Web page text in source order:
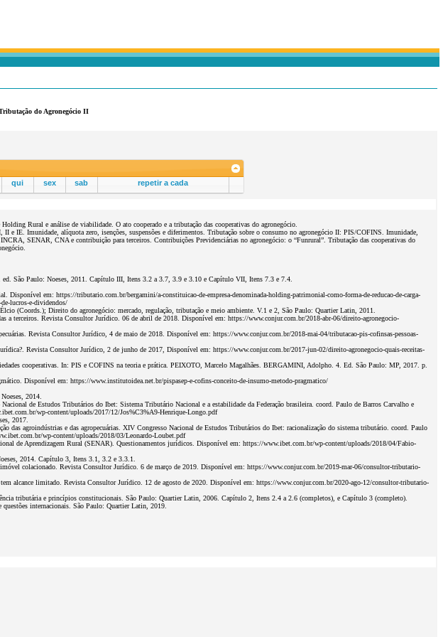
do Agronegócio II
qui sex sab repetir a cada
Rural e análise de viabilidade. O ato cooperado e a tributação das cooperativas do agronegócio.
e IE. Imunidade, alíquota zero, isenções, suspensões e diferimentos. Tributação sobre o consumo no agronegócio II: PIS/COFINS. Imunidade,
SENAR, CNA e contribuição para terceiros. Contribuições Previdenciárias no agronegócio: o “Funrural”. Tributação das cooperativas do
São Paulo: Noeses, 2011. Capítulo III, Itens 3.2 a 3.7, 3.9 e 3.10 e Capítulo VII, Itens 7.3 e 7.4.
em: https://tributario.com.br/bergamini/a-constituicao-de-empresa-denominada-holding-patrimonial-como-forma-de-reducao-de-carga-
de-lucros-e-dividendos/
(Coords.); Direito do agronegócio: mercado, regulação, tributação e meio ambiente. V.1 e 2, São Paulo: Quartier Latin, 2011.
a terceiros. Revista Consultor Jurídico. 06 de abril de 2018. Disponível em: https://www.conjur.com.br/2018-abr-06/direito-agronegocio-
Revista Consultor Jurídico, 4 de maio de 2018. Disponível em: https://www.conjur.com.br/2018-mai-04/tributacao-pis-cofinsas-pessoas-
Revista Consultor Jurídico, 2 de junho de 2017, Disponível em: https://www.conjur.com.br/2017-jun-02/direito-agronegocio-quais-receitas-
cooperativas. In: PIS e COFINS na teoria e prática. PEIXOTO, Marcelo Magalhães. BERGAMINI, Adolpho. 4. Ed. São Paulo: MP, 2017. p.
Disponível em: https://www.institutoidea.net.br/pispasep-e-cofins-conceito-de-insumo-metodo-pragmatico/
2014.
de Estudos Tributários do Ibet: Sistema Tributário Nacional e a estabilidade da Federação brasileira. coord. Paulo de Barros Carvalho e
wp-content/uploads/2017/12/Jos%C3%A9-Henrique-Longo.pdf
2017.
das agroindústrias e das agropecuárias. XIV Congresso Nacional de Estudos Tributários do Ibet: racionalização do sistema tributário. coord. Paulo
wp-content/uploads/2018/03/Leonardo-Loubet.pdf
de Aprendizagem Rural (SENAR). Questionamentos jurídicos. Disponível em: https://www.ibet.com.br/wp-content/uploads/2018/04/Fabio-
2014. Capítulo 3, Itens 3.1, 3.2 e 3.3.1.
colacionado. Revista Consultor Jurídico. 6 de março de 2019. Disponível em: https://www.conjur.com.br/2019-mar-06/consultor-tributario-
alcance limitado. Revista Consultor Jurídico. 12 de agosto de 2020. Disponível em: https://www.conjur.com.br/2020-ago-12/consultor-tributario-
tributária e princípios constitucionais. São Paulo: Quartier Latin, 2006. Capítulo 2, Itens 2.4 a 2.6 (completos), e Capítulo 3 (completo).
internacionais. São Paulo: Quartier Latin, 2019.